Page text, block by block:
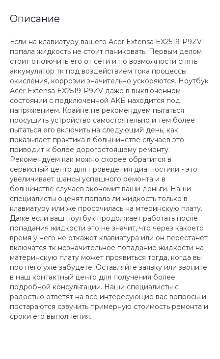
Описание
Если на клавиатуру вашего Acer Extensa EX2519-P9ZV
попала жидкость не стоит паниковать. Первым делом
стоит отключить его от сети и по возможности снять
аккумулятор тк под воздействием тока процессы
окисления, коррозии значительно ускоряются. Ноутбук
Acer Extensa EX2519-P9ZV даже в выключенном
состоянии с подключённой АКБ находится под
напряжением. Крайне не рекомендуем пытаться
просушить устройство самостоятельно и тем более
пытаться его включить на следующий день, как
показывает практика в большинстве случаев это
приводит к более дорогостоящему ремонту.
Рекомендуем как можно скорее обратится в
сервисный центр для проведения диагностики - это
увеличивает шансы успешного ремонта и в
болшинстве случаев экономит ваши деньги. Наши
специалисты оценят попала ли жидкость только в
клавиатуру или же просочилась на мтеринскую плату.
Даже если ваш ноутбук продолжает работать после
попадания жидкости это не значит, что через какоето
время у него не откажет клавиатура или он перестанет
включатся тк незначительное попадание жидкости на
материнскую плату может проявиться тогда, когда вы
про него уже забудете. Оставляйте заявку или звоните
в наш контактный центр для получения более
подробной консультации. Наши специалисты с
радостью ответят на все интересующие вас вопросы и
постараются озвучить примерную стоимость ремонта и
сроки его выполнения.